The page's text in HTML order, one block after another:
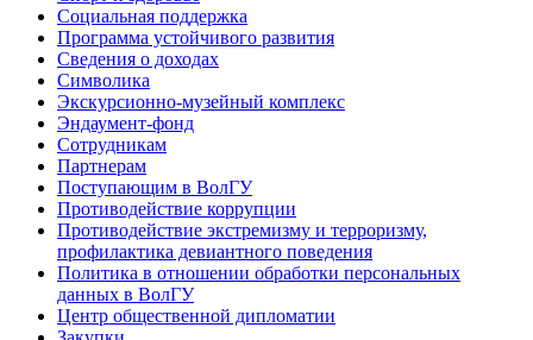
Социальная поддержка
Программа устойчивого развития
Сведения о доходах
Символика
Экскурсионно-музейный комплекс
Эндаумент-фонд
Сотрудникам
Партнерам
Поступающим в ВолГУ
Противодействие коррупции
Противодействие экстремизму и терроризму,
профилактика девиантного поведения
Политика в отношении обработки персональных
данных в ВолГУ
Центр общественной дипломатии